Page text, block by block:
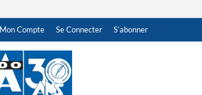
Mon Compte Se Connecter S’abonner
NDJAMENA